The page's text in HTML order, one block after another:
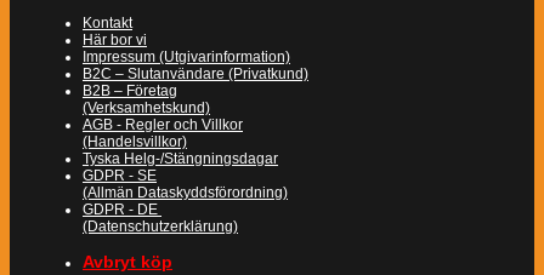
Kontakt
Här bor vi
Impressum (Utgivarinformation)
B2C – Slutanvändare (Privatkund)
B2B – Företag
(Verksamhetskund)
AGB - Regler och Villkor
(Handelsvillkor)
Tyska Helg-/Stängningsdagar
GDPR - SE
(Allmän Dataskyddsförordning)
GDPR - DE
(Datenschutzerklärung)
Avbryt köp